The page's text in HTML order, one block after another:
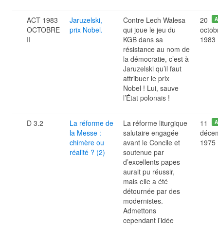
ACT 1983
OCTOBRE
II
Jaruzelski,
prix Nobel.
Contre Lech Walesa
qui joue le jeu du
KGB dans sa
résistance au nom de
la démocratie, c’est à
Jaruzelski qu’il faut
attribuer le prix
Nobel ! Lui, sauve
l’État polonais !
20
1983
D 3.2
La réforme de
la Messe :
chimère ou
réalité ? (2)
La réforme liturgique
salutaire engagée
avant le Concile et
soutenue par
d’excellents papes
aurait pu réussir,
mais elle a été
détournée par des
modernistes.
Admettons
cependant l’idée
11
1975